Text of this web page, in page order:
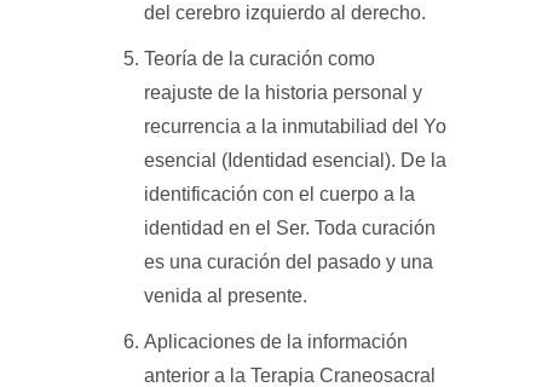
del cerebro izquierdo al derecho.
Teoría de la curación como
reajuste de la historia personal y
recurrencia a la inmutabiliad del Yo
esencial (Identidad esencial). De la
identificación con el cuerpo a la
identidad en el Ser. Toda curación
es una curación del pasado y una
venida al presente.
Aplicaciones de la información
anterior a la Terapia Craneosacral